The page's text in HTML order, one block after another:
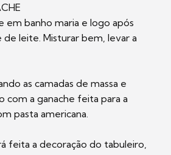
banho maria e logo após
leite. Misturar bem, levar a
as camadas de massa e
com a ganache feita para a
pasta americana.
feita a decoração do tabuleiro,